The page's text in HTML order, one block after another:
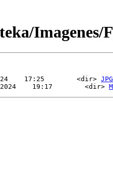
Imagenes/
17:25        <dir> JPG
2024    19:17        <dir>